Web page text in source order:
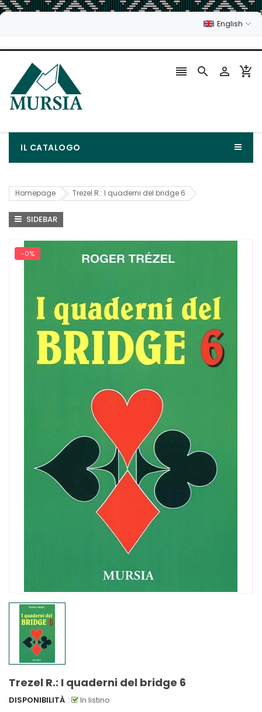
English
   
IL CATALOGO
Homepage Trezel R.: I quaderni del bridge 6
SIDEBAR
-0%
Trezel R.: I quaderni del bridge 6
DISPONIBILITÀ :
In listino